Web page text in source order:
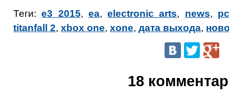
Теги:e3 2015, ea,electronic arts, news, pc
titanfall 2, xbox one, xone, дата выхода,
18